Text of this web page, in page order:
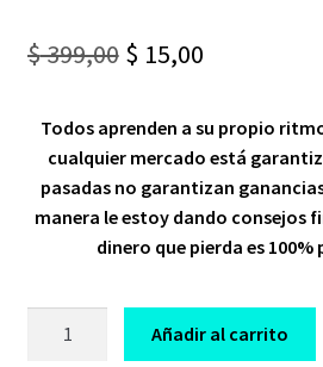
$399,00 Original
was:
$ 399,00.
$ 15,00Current
is:
$ 15,00.
Todos aprenden a su propio
cualquier mercado está
pasadas no garantizan
manera le estoy dando consejos
dinero que pierda es 100%
Añadir al carrito